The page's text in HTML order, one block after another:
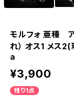
モルフォ 亜種
れ） オス1 メ
a
¥3,900
残り1点